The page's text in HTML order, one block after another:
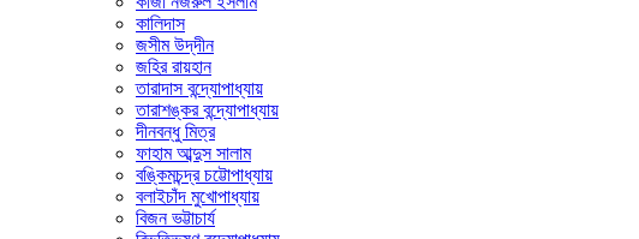
কালিদাস
জসীম উদ্‌দীন
জহির রায়হান
তারাদাস বন্দ্যোপাধ্যায়
তারাশঙ্কর বন্দ্যোপাধ্যায়
দীনবন্ধু মিত্র
ফাহাম আব্দুস সালাম
বঙ্কিমচন্দ্র চট্টোপাধ্যায়
বলাইচাঁদ মুখোপাধ্যায়
বিজন ভট্টাচার্য